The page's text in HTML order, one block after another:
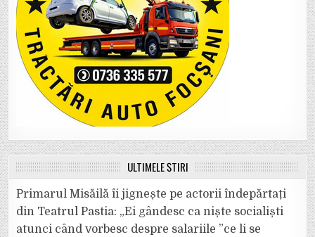
ULTIMELE ȘTIRI
Primarul Misăilă îi jignește pe actorii îndepărtați
din Teatrul Pastia: „Ei gândesc ca niște socialiști
atunci când vorbesc despre salariile ”ce li se